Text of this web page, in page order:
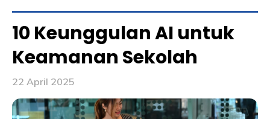
10 Keunggulan AI untuk
Keamanan Sekolah
22 April 2025